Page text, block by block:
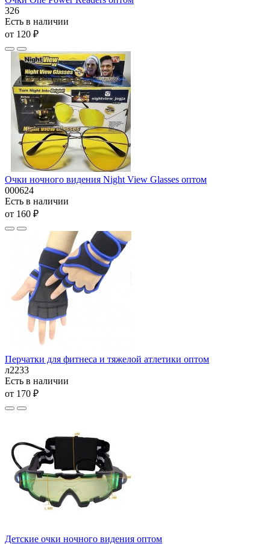
326
Есть в наличии
от 120 ₽
Очки ночного видения Night View Glasses оптом
000624
Есть в наличии
от 160 ₽
Перчатки для фитнеса и тяжелой атлетики оптом
л2233
Есть в наличии
от 170 ₽
Детские очки ночного видения оптом